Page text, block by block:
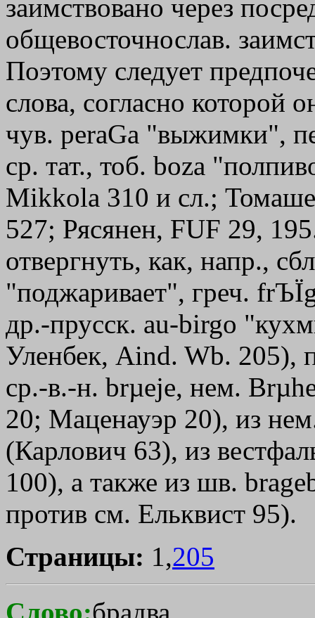
заимствовано через
общевосточнослав.
Поэтому следует
слова, согласно которой
чув. peraGa "выжимки",
ср. тат., тоб. boza
Mikkola 310 и сл.;
527; Рясянен, FUF 29,
отвергнуть, как, напр.,
"поджаривает", греч. frЪЇ
др.-прусск. au-birgo
Уленбек, Aind. Wb. 205),
ср.-в.-н. brµeje, нем.
20; Маценауэр 20), из
(Карлович 63), из
100), а также из шв.
против см. Ельквист 95).
Страницы: 1,205
Слово:брадва